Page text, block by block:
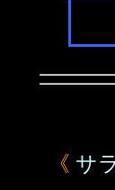
《 サ